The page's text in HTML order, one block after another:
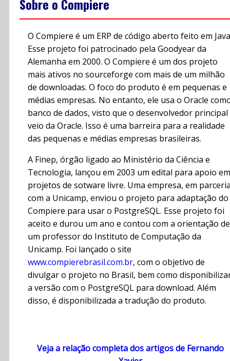
Sobre o Compiere
O Compiere é um ERP de código aberto feito em
Esse projeto foi patrocinado pela Goodyear da
Alemanha em 2000. O Compiere é um dos projeto
mais ativos no sourceforge com mais de um milhão
de downloadas. O foco do produto é em pequenas e
médias empresas. No entanto, ele usa o Oracle
banco de dados, visto que o desenvolvedor principal
veio da Oracle. Isso é uma barreira para a realidade
das pequenas e médias empresas brasileiras.
A Finep, órgão ligado ao Ministério da Ciência e
Tecnologia, lançou em 2003 um edital para apoio em
projetos de sotware livre. Uma empresa, em
com a Unicamp, enviou o projeto para adaptação do
Compiere para usar o PostgreSQL. Esse projeto foi
aceito e durou um ano e contou com a orientação de
um professor do Instituto de Computação da
Unicamp. Foi lançado o site
www.compierebrasil.com.br, com o objetivo de
divulgar o projeto no Brasil, bem como
a versão com o PostgreSQL para download. Além
disso, é disponibilizada a tradução do produto.
Veja a relação completa dos artigos de Fernando